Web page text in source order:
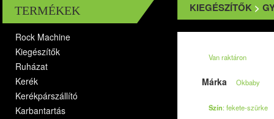
TERMÉKEK
Rock Machine
Kiegészítők
Ruházat
Kerék
Kerékpárszállító
Karbantartás
KIEGÉSZÍTŐK >
Van raktáron
Márka Okbaby
Szín: fekete-szürke